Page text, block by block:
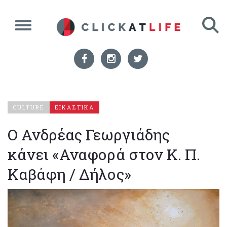
CULTURE ΕΙΚΑΣΤΙΚΑ
Ο Ανδρέας Γεωργιάδης
κάνει «Αναφορά στον Κ. Π.
Καβάφη / Δήλος»